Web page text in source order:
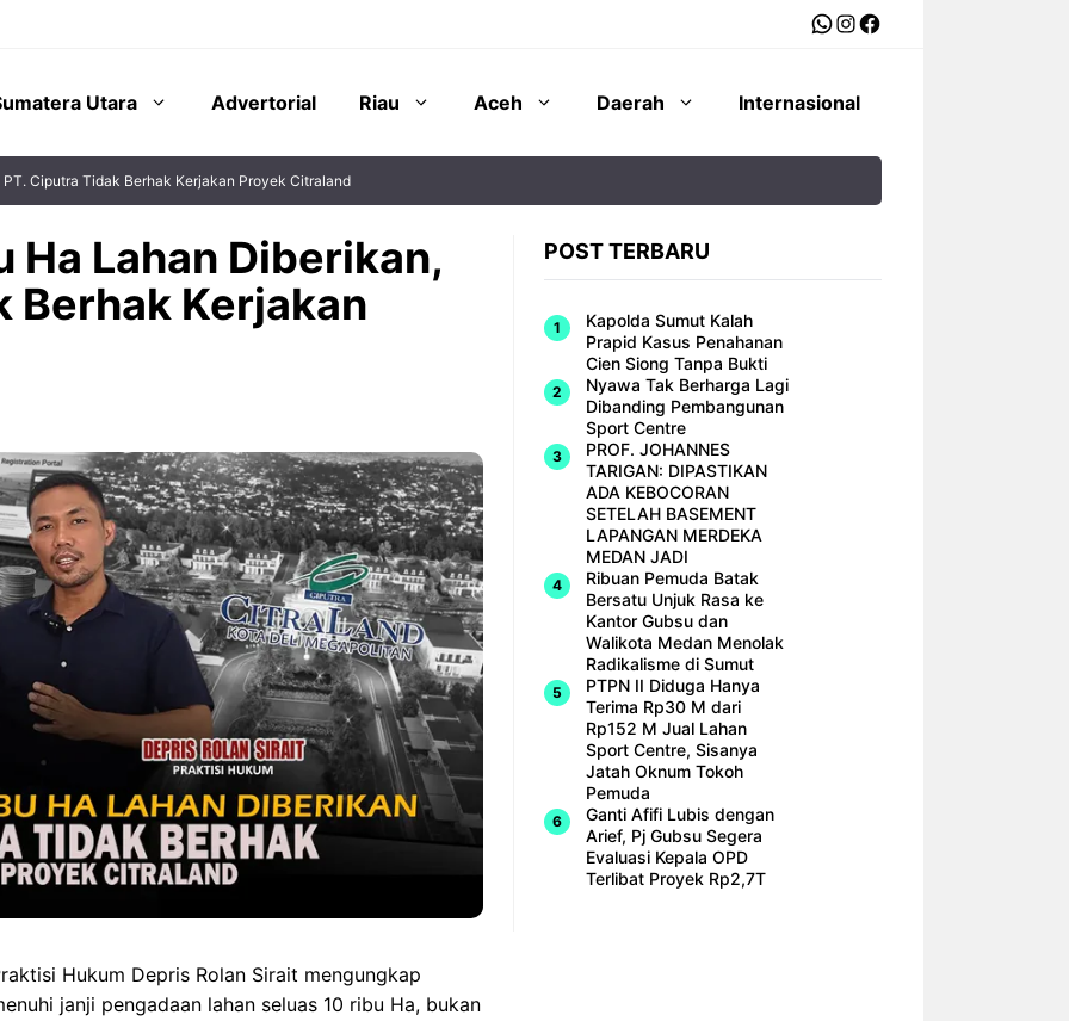
WhatsApp
Instagram
Facebook
Utara Advertorial Riau Aceh Daerah Internasional
Ciputra Tidak Berhak Kerjakan Proyek Citraland
Ha Lahan Diberikan,
Berhak Kerjakan
Hukum Depris Rolan Sirait mengungkap
janji pengadaan lahan seluas 10 ribu Ha, bukan
POST TERBARU
Kapolda Sumut Kalah
Prapid Kasus Penahanan
Cien Siong Tanpa Bukti
Nyawa Tak Berharga Lagi
Dibanding Pembangunan
Sport Centre
PROF. JOHANNES
TARIGAN: DIPASTIKAN
ADA KEBOCORAN
SETELAH BASEMENT
LAPANGAN MERDEKA
MEDAN JADI
Ribuan Pemuda Batak
Bersatu Unjuk Rasa ke
Kantor Gubsu dan
Walikota Medan Menolak
Radikalisme di Sumut
PTPN II Diduga Hanya
Terima Rp30 M dari
Rp152 M Jual Lahan
Sport Centre, Sisanya
Jatah Oknum Tokoh
Pemuda
Ganti Afifi Lubis dengan
Arief, Pj Gubsu Segera
Evaluasi Kepala OPD
Terlibat Proyek Rp2,7T